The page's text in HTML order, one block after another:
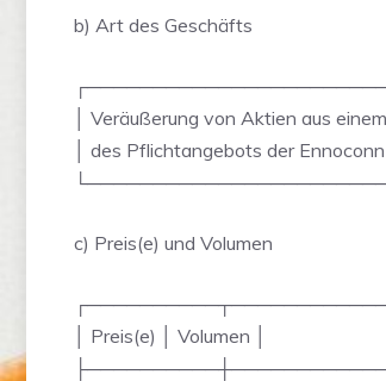
b) Art des Geschäfts
│ Veräußerung von Aktien aus
│ des Pflichtangebots der
c) Preis(e) und Volumen
│ Preis(e) │ Volumen │